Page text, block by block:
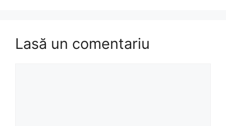
Lasă un comentariu